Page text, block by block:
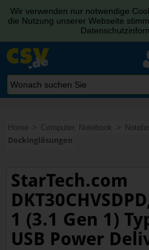
Wir verwenden nur notwendige
die Nutzung unserer Webseite
Home Computer, Notebook
Dockinglösungen
StarTech.com
1 (3.1 Gen 1)
USB Power